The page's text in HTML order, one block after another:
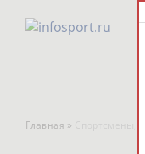
Главная » Спортсмены,